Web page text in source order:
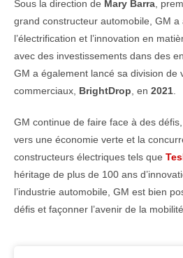
Sous la direction de Mary Barra,
grand constructeur automobile, GM
l’électrification et l’innovation en
avec des investissements dans des
GM a également lancé sa division de
commerciaux, BrightDrop, en 2021.
GM continue de faire face à des
vers une économie verte et la
constructeurs électriques tels que
héritage de plus de 100 ans
l’industrie automobile, GM est bien
défis et façonner l’avenir de la